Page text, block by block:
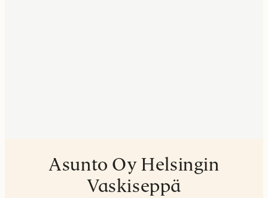
Asunto Oy Helsingin
Vaskiseppä